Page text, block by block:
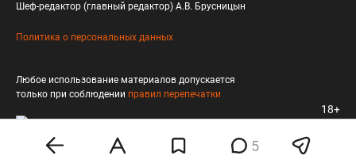
5
Шеф-редактор (главный редактор) А.В. Брусницын
Политика о персональных данных
Любое использование материалов допускается
только при соблюдении правил перепечатки
18+